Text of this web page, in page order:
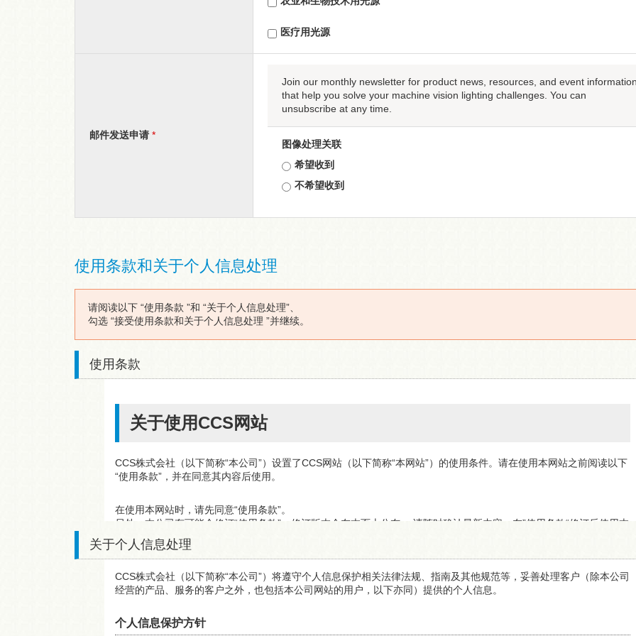
医疗用光源
邮件发送申请 *
Join our monthly newsletter for product news, resources, and event
that help you solve your machine vision lighting challenges. You can
unsubscribe at any time.
图像处理关联
希望收到
不希望收到
使用条款和关于个⼈信息处理
请阅读以下 “使用条款 ”和 “关于个⼈信息处理”、
勾选 “接受使用条款和关于个⼈信息处理 ”并继续。
使用条款
关于使用CCS网站
CCS株式会社（以下简称“本公司”）设置了CCS网站（以下简称“本网站”）的使用条件。请在使用本网站之前阅读以下
“使用条款”，并在同意其内容后使用。
在使用本网站时，请先同意“使用条款”。
另外，本公司有可能会修订“使用条款”，修订版本会在本页上公布， 请随时确认最新内容。在”使用条款“修订后使用本
网站时，请同意修订版的”使用条款“。
1、免責
下事项不做任何保证和不承担相关责任。
关于个⼈信息处理
CCS株式会社（以下简称“本公司”）将遵守个人信息保护相关法律法规、指南及其他规范等，妥善处理客户（除本公司
经营的产品、服务的客户之外，也包括本公司网站的用户，以下亦同）提供的个人信息。
个人信息保护方针